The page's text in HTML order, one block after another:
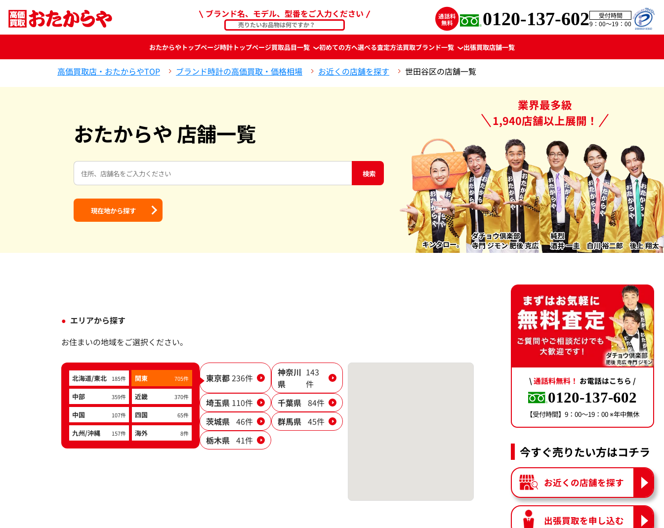
ブランド名、モデル、型番をご入力ください 0120-137-602
受付時間
9：00〜19：00
おたからやトップページ時計トップページ買取品目一覧 初めての方へ選べる査定方法買取ブランド一覧 出張買取店舗一覧
高価買取店・おたからやTOP ブランド時計の高価買取・価格相場 お近くの店舗を探す 世田谷区の店舗一覧
おたからや 店舗一覧
検索
現在地から探す
業界最多級
1,940店舗以上展開！
エリアから探す
お住まいの地域をご選択ください。
北海道/東北 185件 関東 705件
中部 359件 近畿 370件
中国 107件 四国 65件
九州/沖縄 157件 海外 8件
東京都236件
神奈川
県
143
件
埼玉県 110件 千葉県 84件
茨城県 46件 群馬県 45件
栃木県 41件
\通話料無料！ お電話はこちら /
0120-137-602
【受付時間】9：00〜19：00 ※年中無休
今すぐ売りたい方はコチラ
お近くの店舗を探す
出張買取を申し込む